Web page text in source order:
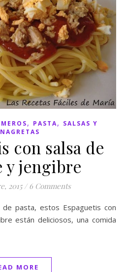
, PASTA, SALSAS Y
con salsa de
y jengibre
2015 / 6 Comments
están deliciosos, una comida
MORE